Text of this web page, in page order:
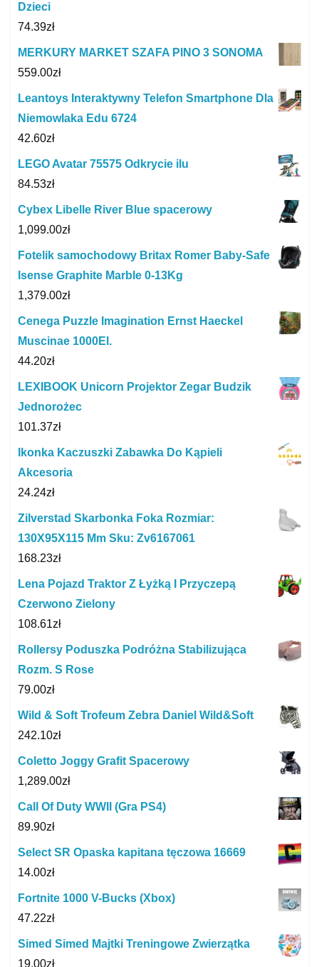
Dzieci
74.39zł
MERKURY MARKET SZAFA PINO 3 SONOMA
559.00zł
Leantoys Interaktywny Telefon Smartphone Dla
Niemowlaka Edu 6724
42.60zł
LEGO Avatar 75575 Odkrycie ilu
84.53zł
Cybex Libelle River Blue spacerowy
1,099.00zł
Fotelik samochodowy Britax Romer Baby-Safe
Isense Graphite Marble 0-13Kg
1,379.00zł
Cenega Puzzle Imagination Ernst Haeckel
Muscinae 1000El.
44.20zł
LEXIBOOK Unicorn Projektor Zegar Budzik
Jednorożec
101.37zł
Ikonka Kaczuszki Zabawka Do Kąpieli
Akcesoria
24.24zł
Zilverstad Skarbonka Foka Rozmiar:
130X95X115 Mm Sku: Zv6167061
168.23zł
Lena Pojazd Traktor Z Łyżką I Przyczepą
Czerwono Zielony
108.61zł
Rollersy Poduszka Podróżna Stabilizująca
Rozm. S Rose
79.00zł
Wild & Soft Trofeum Zebra Daniel Wild&Soft
242.10zł
Coletto Joggy Grafit Spacerowy
1,289.00zł
Call Of Duty WWII (Gra PS4)
89.90zł
Select SR Opaska kapitana tęczowa 16669
14.00zł
Fortnite 1000 V-Bucks (Xbox)
47.22zł
Simed Simed Majtki Treningowe Zwierzątka
19.00zł